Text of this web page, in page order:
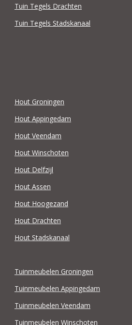
Tuin Tegels Drachten
Tuin Tegels Stadskanaal
Hout Groningen
Hout Appingedam
Hout Veendam
Hout Winschoten
Hout Delfzijl
Hout Assen
Hout Hoogezand
Hout Drachten
Hout Stadskanaal
Tuinmeubelen Groningen
Tuinmeubelen Appingedam
Tuinmeubelen Veendam
Tuinmeubelen Winschoten